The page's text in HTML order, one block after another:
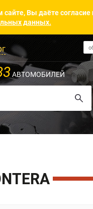
Вы даёте
данных.
АВТОМОБИЛЕЙ